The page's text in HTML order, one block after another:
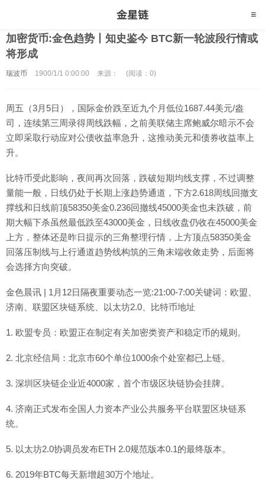
加密货币:金色趋势丨知史鉴今 BTC新一轮波段行情或
将形成
瑞波币 1900/1/1 0:00:00 来源： (阅读：0)
周五（3月5日），国际金价跌至近九个月低位1687.44美元/盎
司，连续第三周录得周线跌幅，之前美联储主席鲍威尔暗示不会
立即采取行动应对公债收益率急升，这推动美元和债券收益率上
升。
比特币受此影响，夜间再次回落，跌破短期均线支撑，不过调整
量能一般，日线仍处于长期上涨趋势通道，下方2.618周线回撤支
撑线和日线前顶58350美金0.236回撤线45000美金也未跌破，前
期大幅下杀虽然最低跌至43000美金，日线收盘仍收在45000美金
上方，整体还是昨日提示的三角整理行情，上方顶点58350美金
回落压制线与上行通道趋势线构筑的三角末端收敛走势，后面将
会选择方向突破。
金色晨讯 | 1月12日隔夜重要动态一览:21:00-7:00关键词：欧盟、
济南、联盟区块链系统、以太坊2.0、比特币地址
1. 欧盟专员：欧盟正在制定有关加密类资产和稳定币的规则。
2. 北京经信局：北京市60个单位1000余个处室都已上链。
3. 深圳区块链企业近4000家，首个市级区块链协会挂牌。
4. 济南正式发布全国人力资本产业公共服务平台联盟区块链系
统。
5. 以太坊2.0协调员发布ETH 2.0规范版本0.1的最终版本。
6. 2019年BTC每天新增超30万个地址。